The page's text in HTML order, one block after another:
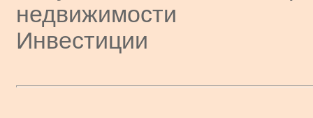
недвижимости
Инвестиции